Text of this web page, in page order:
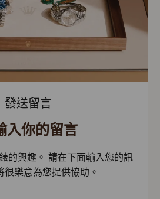
發送留言
入你的留言
的興趣。 請在下面輸入您的訊
很樂意為您提供協助。